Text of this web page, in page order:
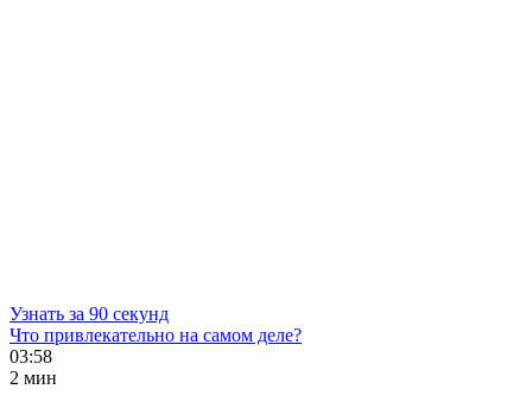
Узнать за 90 секунд
Что привлекательно на самом деле?
03:58
2 мин